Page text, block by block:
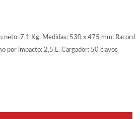
neto: 7,1 Kg. Medidas: 530 x 475 mm. Racord
por impacto: 2,5 L. Cargador: 50 clavos